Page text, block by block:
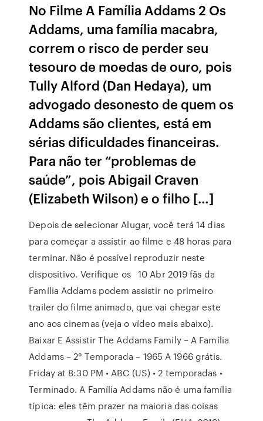
No Filme A Família Addams 2 Os
Addams, uma família macabra,
correm o risco de perder seu
tesouro de moedas de ouro, pois
Tully Alford (Dan Hedaya), um
advogado desonesto de quem os
Addams são clientes, está em
sérias dificuldades financeiras.
Para não ter “problemas de
saúde”, pois Abigail Craven
(Elizabeth Wilson) e o filho […]
Depois de selecionar Alugar, você terá 14 dias
para começar a assistir ao filme e 48 horas para
terminar. Não é possível reproduzir neste
dispositivo. Verifique os 10 Abr 2019 fãs da
Família Addams podem assistir no primeiro
trailer do filme animado, que vai chegar este
ano aos cinemas (veja o vídeo mais abaixo).
Baixar E Assistir The Addams Family – A Família
Addams – 2° Temporada – 1965 A 1966 grátis.
Friday at 8:30 PM • ABC (US) • 2 temporadas •
Terminado. A Família Addams não é uma família
típica: eles têm prazer na maioria das coisas